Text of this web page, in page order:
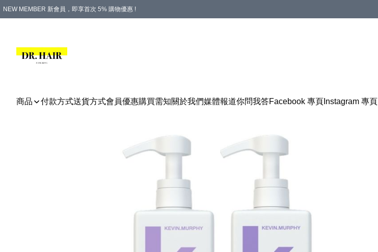
NEW MEMBER 新會員，即享首次 5% 購物優惠 !
商品 付款方式送貨方式會員優惠購買需知關於我們媒體報道你問我答Facebook 專頁 Instagram 專頁